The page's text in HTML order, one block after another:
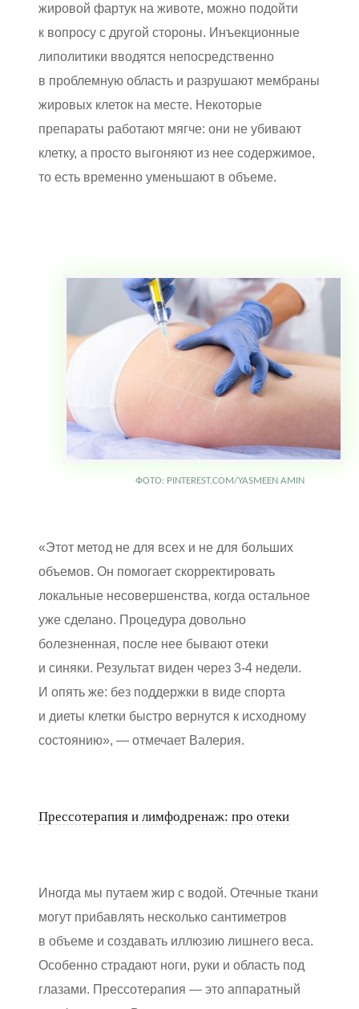
жировой фартук на животе, можно подойти
к вопросу с другой стороны. Инъекционные
липолитики вводятся непосредственно
в проблемную область и разрушают мембраны
жировых клеток на месте. Некоторые
препараты работают мягче: они не убивают
клетку, а просто выгоняют из нее содержимое,
то есть временно уменьшают в объеме.
ФОТО: PINTEREST.COM/YASMEEN AMIN
«Этот метод не для всех и не для больших
объемов. Он помогает скорректировать
локальные несовершенства, когда остальное
уже сделано. Процедура довольно
болезненная, после нее бывают отеки
и синяки. Результат виден через 3-4 недели.
И опять же: без поддержки в виде спорта
и диеты клетки быстро вернутся к исходному
состоянию», — отмечает Валерия.
Прессотерапия и лимфодренаж: про отеки
Иногда мы путаем жир с водой. Отечные ткани
могут прибавлять несколько сантиметров
в объеме и создавать иллюзию лишнего веса.
Особенно страдают ноги, руки и область под
глазами. Прессотерапия — это аппаратный